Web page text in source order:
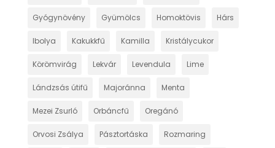
Gyógynövény Gyümölcs Homoktövis Hárs
Ibolya Kakukkfű Kamilla Kristálycukor
Körömvirág Lekvár Levendula Lime
Lándzsás útifű Majoránna Menta
Mezei Zsurló Orbáncfű Oregánó
Orvosi Zsálya Pásztortáska Rozmaring